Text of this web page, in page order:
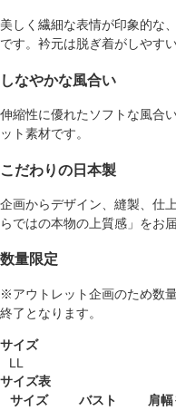
美しく繊細な表情が印象的な
です。衿元は脱ぎ着がしやす
しなやかな風合い
伸縮性に優れたソフトな風合
ット素材です。
こだわりの日本製
企画からデザイン、縫製、仕
らではの本物の上質感」をお
数量限定
※アウトレット企画のため数
終了となります。
サイズ
LL
サイズ表
サイズ
バスト 肩幅